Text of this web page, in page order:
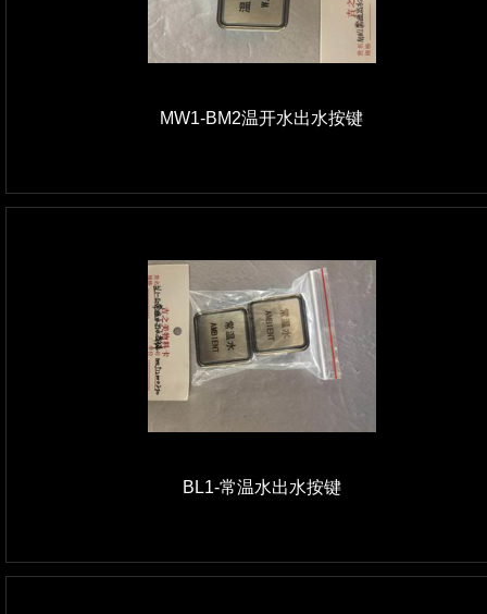
MW1-BM2温开水出水按键
BL1-常温水出水按键